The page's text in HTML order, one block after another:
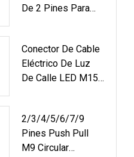
De 2 Pines Para
Exteriores
Conector De Cable
Eléctrico De Luz
De Calle LED M15
De 2 Pines
2/3/4/5/6/7/9
Pines Push Pull
M9 Circular